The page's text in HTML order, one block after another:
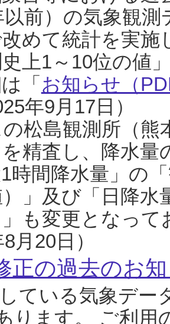
以前）の気象観
めて統計を実
上1～10位の値
「 お知らせ（
年9月17日）
松島観測所（熊
精査し、降水
1時間降水量」の
」及び「日降
も変更となっ
月20日）
正の過去のお
ている気象デー
ります。 ご利用